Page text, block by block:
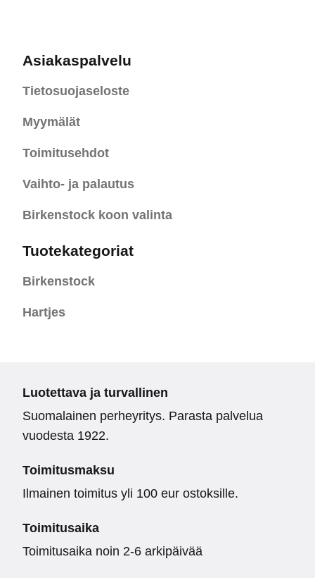
Asiakaspalvelu
Tietosuojaseloste
Myymälät
Toimitusehdot
Vaihto- ja palautus
Birkenstock koon valinta
Tuotekategoriat
Birkenstock
Hartjes
Luotettava ja turvallinen
Suomalainen perheyritys. Parasta palvelua
vuodesta 1922.
Toimitusmaksu
Ilmainen toimitus yli 100 eur ostoksille.
Toimitusaika
Toimitusaika noin 2-6 arkipäivää